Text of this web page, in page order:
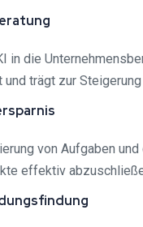
in die
trägt zur
von Aufgaben
effektiv